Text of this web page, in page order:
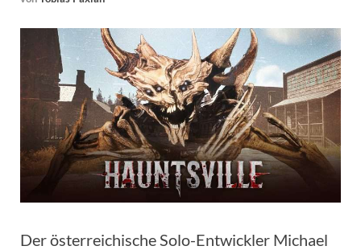
Der österreichische Solo-Entwickler Michael